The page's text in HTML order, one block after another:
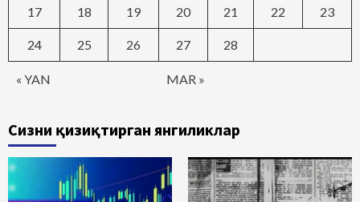
« YAN MAR »
17 18 19 20 21 22 23
24 25 26 27 28
Сизни қизиқтирган янгиликлар